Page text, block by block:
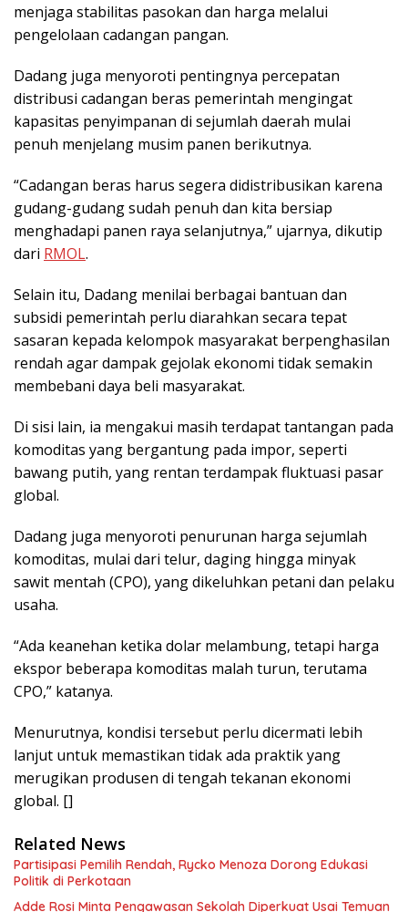
menjaga stabilitas pasokan dan harga melalui
pengelolaan cadangan pangan.
Dadang juga menyoroti pentingnya percepatan
distribusi cadangan beras pemerintah mengingat
kapasitas penyimpanan di sejumlah daerah mulai
penuh menjelang musim panen berikutnya.
“Cadangan beras harus segera didistribusikan karena
gudang-gudang sudah penuh dan kita bersiap
menghadapi panen raya selanjutnya,” ujarnya, dikutip
dari RMOL.
Selain itu, Dadang menilai berbagai bantuan dan
subsidi pemerintah perlu diarahkan secara tepat
sasaran kepada kelompok masyarakat berpenghasilan
rendah agar dampak gejolak ekonomi tidak semakin
membebani daya beli masyarakat.
Di sisi lain, ia mengakui masih terdapat tantangan pada
komoditas yang bergantung pada impor, seperti
bawang putih, yang rentan terdampak fluktuasi pasar
global.
Dadang juga menyoroti penurunan harga sejumlah
komoditas, mulai dari telur, daging hingga minyak
sawit mentah (CPO), yang dikeluhkan petani dan pelaku
usaha.
“Ada keanehan ketika dolar melambung, tetapi harga
ekspor beberapa komoditas malah turun, terutama
CPO,” katanya.
Menurutnya, kondisi tersebut perlu dicermati lebih
lanjut untuk memastikan tidak ada praktik yang
merugikan produsen di tengah tekanan ekonomi
global. []
Related News
Partisipasi Pemilih Rendah, Rycko Menoza Dorong Edukasi
Politik di Perkotaan
Adde Rosi Minta Pengawasan Sekolah Diperkuat Usai Temuan